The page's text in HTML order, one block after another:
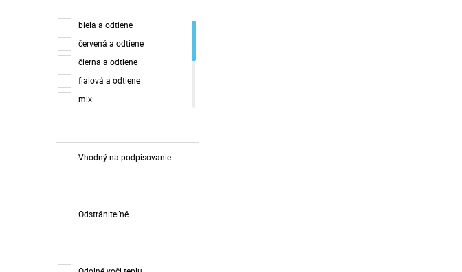
UNI
VICTORIA OFFICE
ZEBRA
tuš/atrament vo fľaši
biela a odtiene
červená a odtiene
čierna a odtiene
fialová a odtiene
mix
ružová a odtiene
žltá a odtiene
Vhodný na podpisovanie
Odstrániteľné